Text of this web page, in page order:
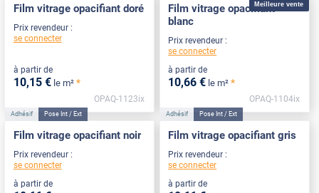
Film vitrage opacifiant doré
Prix revendeur :
se connecter
à partir de
10,15 € le m² *
OPAQ-1123ix
Meilleure vente
Film vitrage opacifiant
blanc
Prix revendeur :
se connecter
à partir de
10,66 € le m² *
OPAQ-1104ix
Adhésif Pose Int / Ext
Film vitrage opacifiant noir
Prix revendeur :
se connecter
à partir de
Adhésif Pose Int / Ext
Film vitrage opacifiant gris
Prix revendeur :
se connecter
à partir de